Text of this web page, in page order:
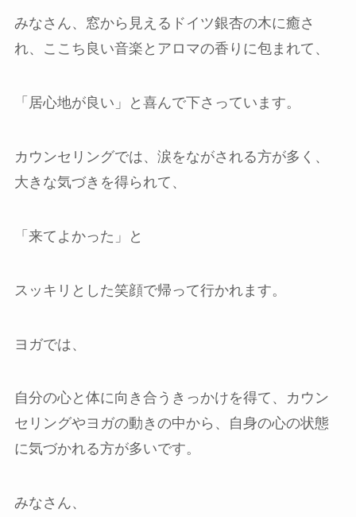
みなさん、窓から見えるドイツ銀杏の木に癒さ
れ、ここち良い音楽とアロマの香りに包まれて、
「居心地が良い」と喜んで下さっています。
カウンセリングでは、涙をながされる方が多く、
大きな気づきを得られて、
「来てよかった」と
スッキリとした笑顔で帰って行かれます。
ヨガでは、
自分の心と体に向き合うきっかけを得て、カウン
セリングやヨガの動きの中から、自身の心の状態
に気づかれる方が多いです。
みなさん、